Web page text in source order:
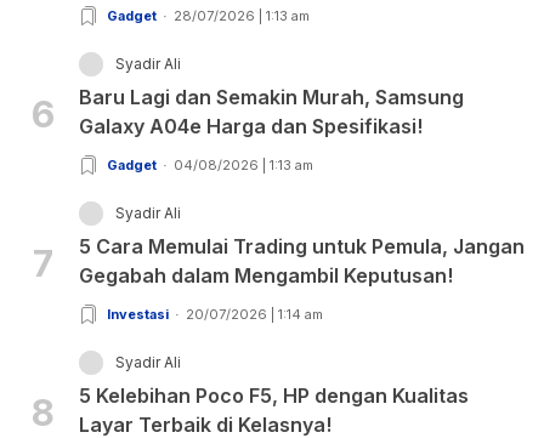
Gadget 28/07/2026 | 1:13 am
6
Syadir Ali
Baru Lagi dan Semakin Murah, Samsung
Galaxy A04e Harga dan Spesifikasi!
Gadget 04/08/2026 | 1:13 am
7
Syadir Ali
5 Cara Memulai Trading untuk Pemula, Jangan
Gegabah dalam Mengambil Keputusan!
Investasi 20/07/2026 | 1:14 am
8
Syadir Ali
5 Kelebihan Poco F5, HP dengan Kualitas
Layar Terbaik di Kelasnya!